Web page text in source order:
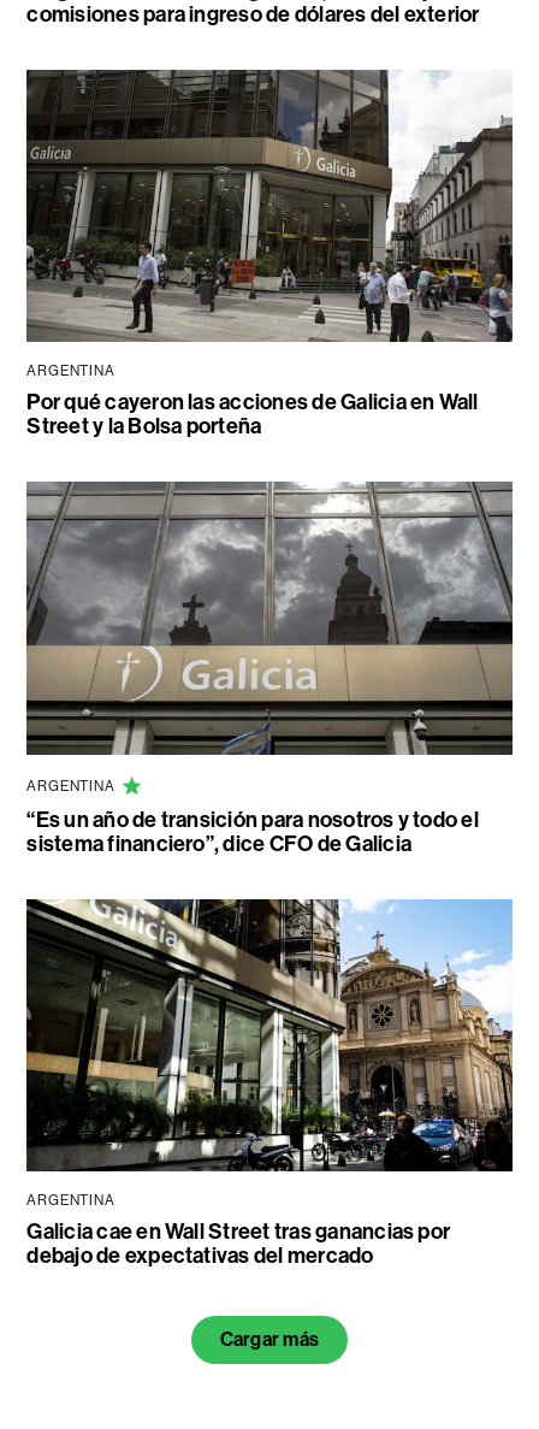
comisiones para ingreso de dólares del exterior
ARGENTINA
Por qué cayeron las acciones de Galicia en Wall
Street y la Bolsa porteña
ARGENTINA
“Es un año de transición para nosotros y todo el
sistema financiero”, dice CFO de Galicia
ARGENTINA
Galicia cae en Wall Street tras ganancias por
debajo de expectativas del mercado
Cargar más